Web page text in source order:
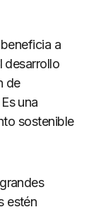
a
desarrollo
de
una
sostenible
estén